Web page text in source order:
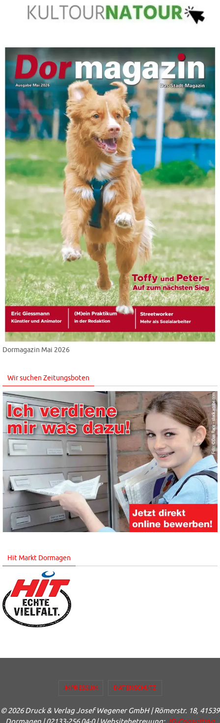
Dormagazin Mai 2026
Wir suchen Zeitungsboten
Hit Markt Dormagen
IMPRESSUM DATENSCHUTZ
© 2026 Druck & Verlag Josef Wegener GmbH | Römerstr. 18, 41539